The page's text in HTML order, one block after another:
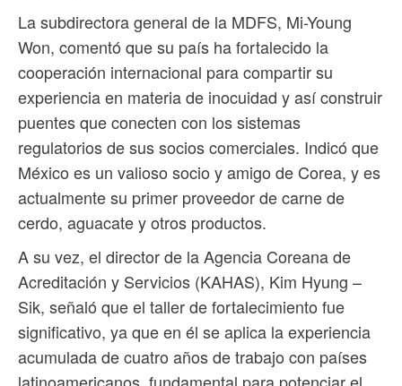
La subdirectora general de la MDFS, Mi-Young
Won, comentó que su país ha fortalecido la
cooperación internacional para compartir su
experiencia en materia de inocuidad y así construir
puentes que conecten con los sistemas
regulatorios de sus socios comerciales. Indicó que
México es un valioso socio y amigo de Corea, y es
actualmente su primer proveedor de carne de
cerdo, aguacate y otros productos.
A su vez, el director de la Agencia Coreana de
Acreditación y Servicios (KAHAS), Kim Hyung –
Sik, señaló que el taller de fortalecimiento fue
significativo, ya que en él se aplica la experiencia
acumulada de cuatro años de trabajo con países
latinoamericanos, fundamental para potenciar el